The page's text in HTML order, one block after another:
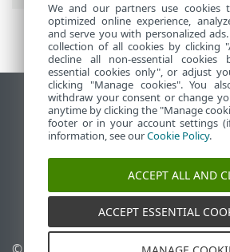
Vizualizare site pentru
End of Life
Baza de cunoștințe ESET
Forum ESET
ESET Status Portal
Asistenţă regională
We and our partners use
optimized online experience,
and serve you with personalized
collection of all cookies by clicking
decline all non-essential cookies
essential cookies only", or adjust
clicking "Manage cookies". You
withdraw your consent or change
anytime by clicking the "Manage
footer or in your account settings
information, see ourCookie Policy.
ACCEPT ALL AND
ACCEPT ESSENTIAL